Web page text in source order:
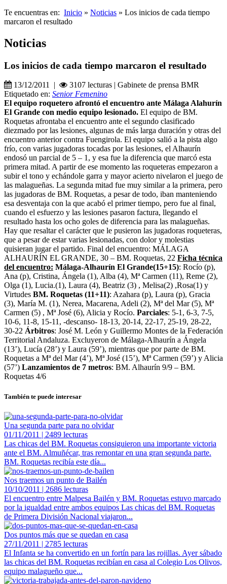
Te encuentras en: Inicio » Noticias » Los inicios de cada tiempo
marcaron el resultado
Noticias
Los inicios de cada tiempo marcaron el resultado
13/12/2011 |
3107 lecturas | Gabinete de prensa BMR
Etiquetado en: Senior Femenino
El equipo roquetero afrontó el encuentro ante Málaga Alahurín
El Grande con medio equipo lesionado. El equipo de BM.
Roquetas afrontaba el encuentro ante el segundo clasificado
diezmado por las lesiones, algunas de más larga duración y otras del
encuentro anterior contra Fuengirola. El equipo salió a la pista algo
frío, con varias jugadoras tocadas por las lesiones, el Alhaurín
endosó un parcial de 5 – 1, y esa fue la diferencia que marcó esta
primera mitad. A partir de ese momento las roqueteras empezaron a
subir el tono y echándole garra y mayor acierto nivelaron el juego de
las malagueñas. La segunda mitad fue muy similar a la primera, pero
las jugadoras de BM. Roquetas, a pesar de todo, iban manteniendo
esa desventaja con la que acabó el primer tiempo, pero fue al final,
cuando el esfuerzo y las lesiones pasaron factura, llegando el
resultado hasta los ocho goles de diferencia para las malagueñas.
Hay que resaltar el carácter que le pusieron las jugadoras roqueteras,
que a pesar de estar varias lesionadas, con dolor y molestias
quisieran jugar el partido. Final del encuentro: MÁLAGA
ALHAURÍN EL GRANDE, 30 – BM. Roquetas, 22 Ficha técnica
del encuentro: Málaga-Alhaurín El Grande(15+15): Rocío (p),
Ana (p), Cristina, Ángela (1), Alba (4), Mª Carmen (11), Reme (2),
Olga (1), Lucia.(1), Laura (4), Beatriz (3) , Melisa(2) ,Rosa(1) y
Virtudes BM. Roquetas (11+11): Azahara (p), Laura (p), Gracia
(3), María M. (1), Nerea, Macarena, Adeli (2), Mª del Mar (5), Mª
Carmen (5) , Mª José (6), Alicia y Rocío. Parciales: 5-1, 6-3, 7-5,
10-6, 11-8, 15-11, -descanso- 18-13, 20-14, 22-17, 25-19, 28-22,
30-22 Árbitros: José M. León y Guillermo Montes de la Federación
Territorial Andaluza. Excluyeron de Málaga-Alhaurín a Ángela
(13’), Lucía (28’) y Laura (59’), mientras que por parte de BM.
Roquetas a Mª del Mar (4’), Mª José (15’), Mª Carmen (59’) y Alicia
(57’) Lanzamientos de 7 metros: BM. Alhaurín 9/9 – BM.
Roquetas 4/6
También te puede interesar
Una segunda parte para no olvidar
01/11/2011 | 2489 lecturas
Las chicas del BM. Roquetas consiguieron una importante victoria
ante el BM. Almuñécar, tras remontar en una gran segunda parte.
BM. Roquetas recibía este día...
Nos traemos un punto de Bailén
10/10/2011 | 2686 lecturas
El encuentro entre Malpesa Bailén y BM. Roquetas estuvo marcado
por la igualdad entre ambos equipos Las chicas del BM. Roquetas
de Primera División Nacional viajaron...
Dos puntos más que se quedan en casa
27/11/2011 | 2785 lecturas
El Infanta se ha convertido en un fortín para las rojillas. Ayer sábado
las chicas del BM. Roquetas recibían en casa al Colegio Los Olivos,
equipo malagueño que...